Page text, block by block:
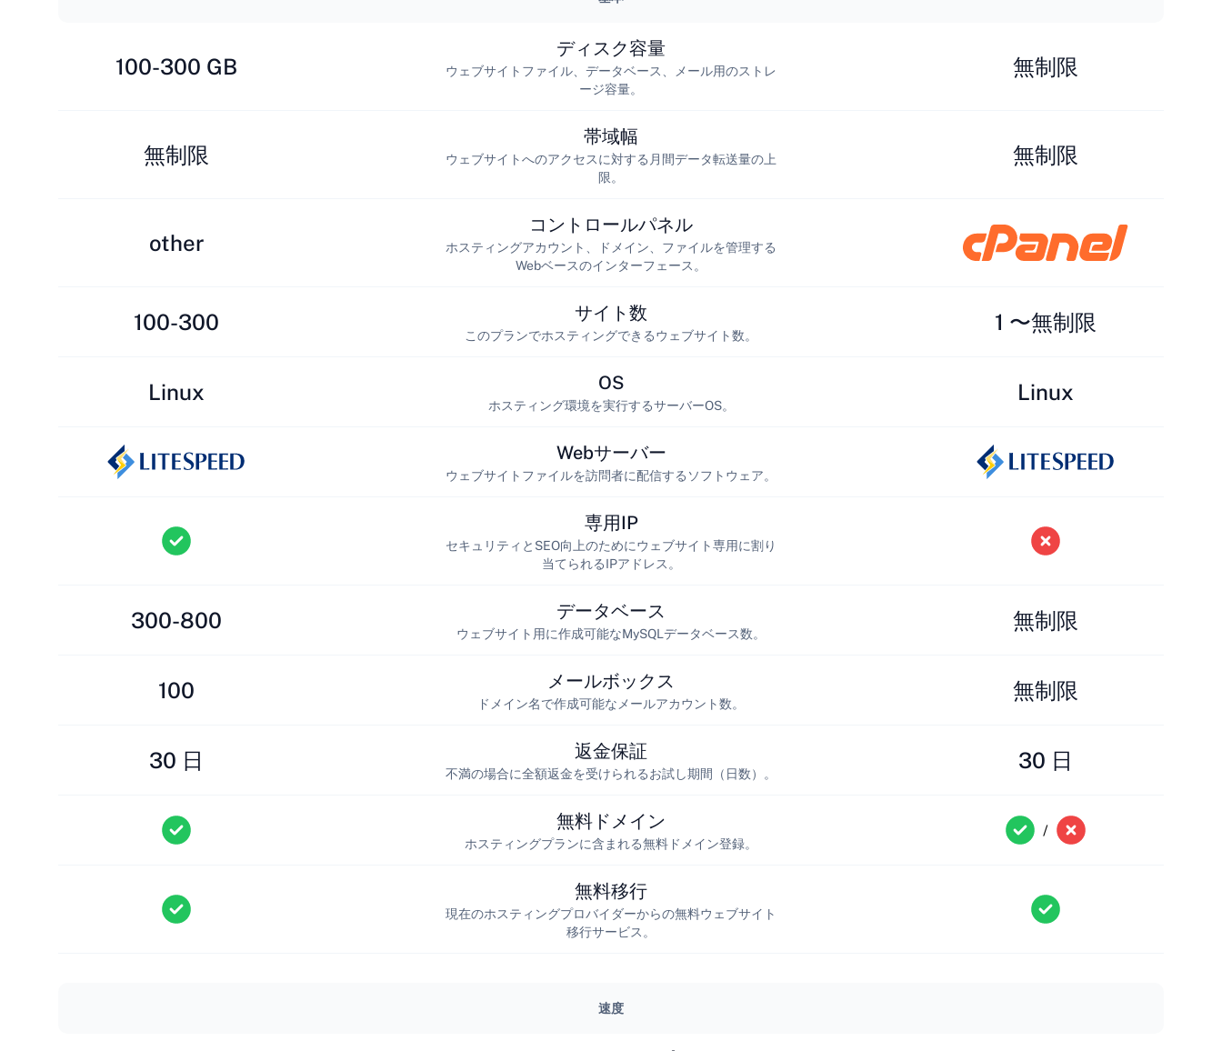
100-300 GB
ディスク容量
ウェブサイトファイル、データベース、メール用のストレ
ージ容量。
無制限
無制限
帯域幅
ウェブサイトへのアクセスに対する月間データ転送量の上
限。
無制限
other
コントロールパネル
ホスティングアカウント、ドメイン、ファイルを管理する
Webベースのインターフェース。
100-300 サイト数
このプランでホスティングできるウェブサイト数。
1 〜無制限
Linux OS
ホスティング環境を実行するサーバーOS。
Linux
Webサーバー
ウェブサイトファイルを訪問者に配信するソフトウェア。
専用IP
セキュリティとSEO向上のためにウェブサイト専用に割り
当てられるIPアドレス。
300-800 データベース
ウェブサイト用に作成可能なMySQLデータベース数。
無制限
100 メールボックス
ドメイン名で作成可能なメールアカウント数。
無制限
30 日 返金保証
不満の場合に全額返金を受けられるお試し期間（日数）。
30 日
無料ドメイン
ホスティングプランに含まれる無料ドメイン登録。
/
無料移行
現在のホスティングプロバイダーからの無料ウェブサイト
移行サービス。
速度